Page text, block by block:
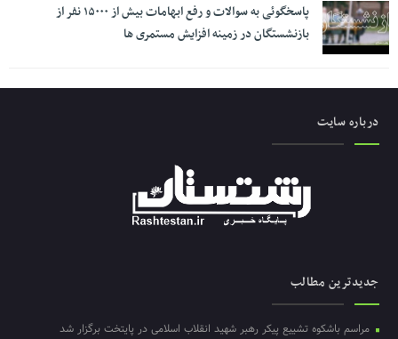
پاسخگوئی به سوالات و رفع ابهامات بیش از ۱۵۰۰۰ نفر از
بازنشستگان در زمینه افزایش مستمری ها
درباره سایت
جدیدترین مطالب
مراسم باشکوه تشییع پیکر رهبر شهید انقلاب اسلامی در پایتخت برگزار شد